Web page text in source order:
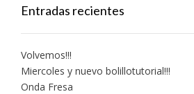
Entradas recientes
Volvemos!!!
Miercoles y nuevo bolillotutorial!!!
Onda Fresa